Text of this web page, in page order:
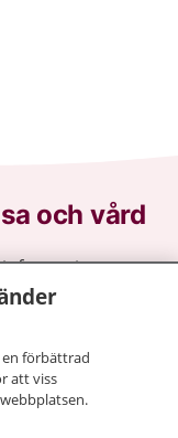
och vård
information om
kan kontakta.
dina
för
en förbättrad
att viss